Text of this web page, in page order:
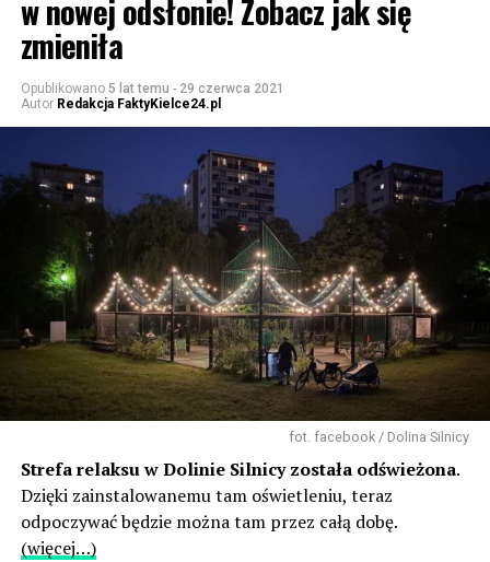
w nowej odsłonie! Zobacz jak się
zmieniła
Opublikowano 5 lat temu - 29 czerwca 2021
Autor Redakcja FaktyKielce24.pl
fot. facebook / Dolina Silnicy
Strefa relaksu w Dolinie Silnicy została odświeżona.
Dzięki zainstalowanemu tam oświetleniu, teraz
odpoczywać będzie można tam przez całą dobę.
(więcej…)